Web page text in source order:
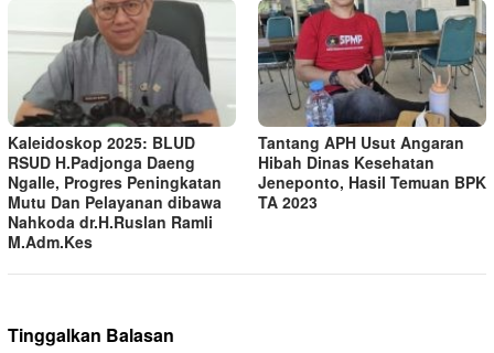
Kaleidoskop 2025: BLUD
RSUD H.Padjonga Daeng
Ngalle, Progres Peningkatan
Mutu Dan Pelayanan dibawa
Nahkoda dr.H.Ruslan Ramli
M.Adm.Kes
Tantang APH Usut Angaran
Hibah Dinas Kesehatan
Jeneponto, Hasil Temuan BPK
TA 2023
Tinggalkan Balasan